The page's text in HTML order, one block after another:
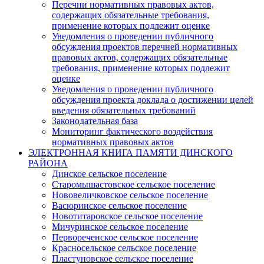
Перечни нормативных правовых актов,
содержащих обязательные требования,
применение которых подлежит оценке
Уведомления о проведении публичного
обсуждения проектов перечней нормативных
правовых актов, содержащих обязательные
требования, применение которых подлежит
оценке
Уведомления о проведении публичного
обсуждения проекта доклада о достижении целей
введения обязательных требований
Законодательная база
Мониторинг фактического воздействия
нормативных правовых актов
ЭЛЕКТРОННАЯ КНИГА ПАМЯТИ ДИНСКОГО
РАЙОНА
Динское сельское поселение
Старомышастовское сельское поселение
Нововеличковское сельское поселение
Васюринское сельское поселение
Новотитаровское сельское поселение
Мичуринское сельское поселение
Первореченское сельское поселение
Красносельское сельское поселение
Пластуновское сельское поселение